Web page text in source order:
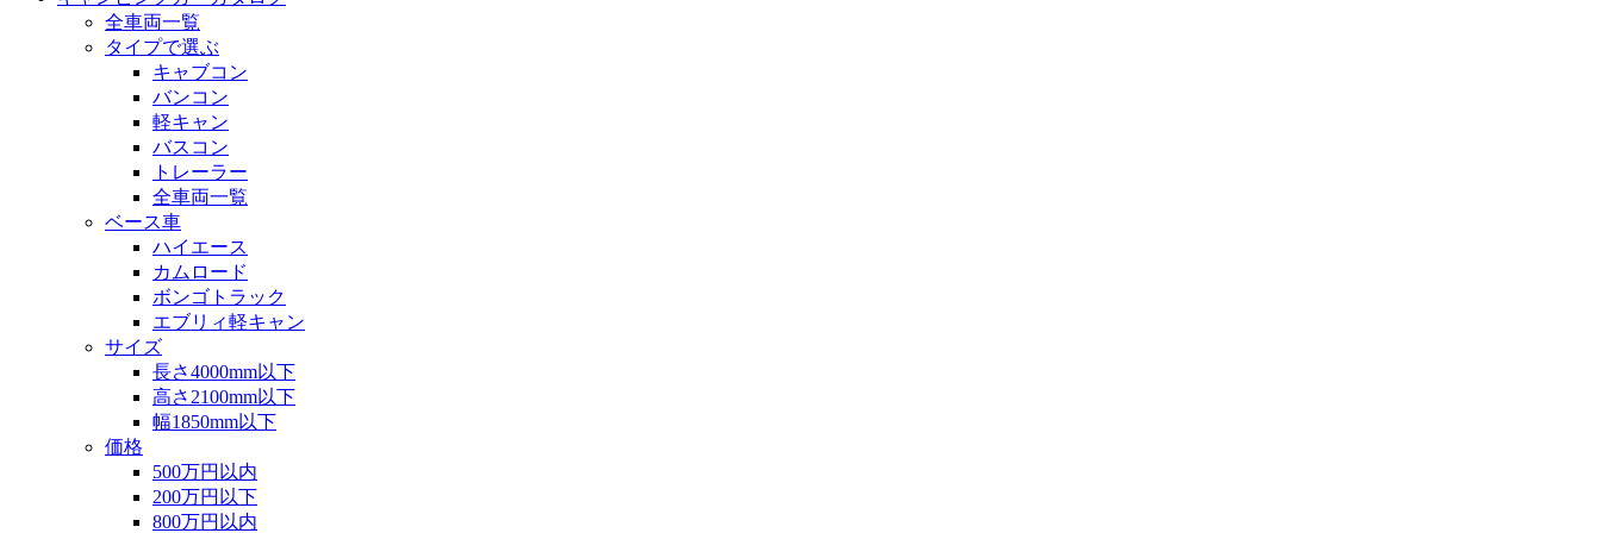
全車両一覧
タイプで選ぶ
キャブコン
バンコン
軽キャン
バスコン
トレーラー
全車両一覧
ベース車
ハイエース
カムロード
ボンゴトラック
エブリィ軽キャン
サイズ
長さ4000mm以下
高さ2100mm以下
幅1850mm以下
価格
500万円以内
200万円以下
800万円以内